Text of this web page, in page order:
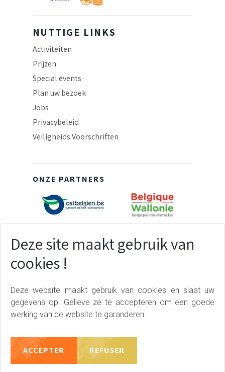
Deze site maakt gebruik van
cookies !
Deze website maakt gebruik van cookies en slaat uw
gegevens op. Gelieve ze te accepteren om een goede
werking van de website te garanderen.
ACCEPTER REFUSER
NUTTIGE LINKS
Activiteiten
Prijzen
Special events
Plan uw bezoek
Jobs
Privacybeleid
Veiligheids Voorschriften
ONZE PARTNERS